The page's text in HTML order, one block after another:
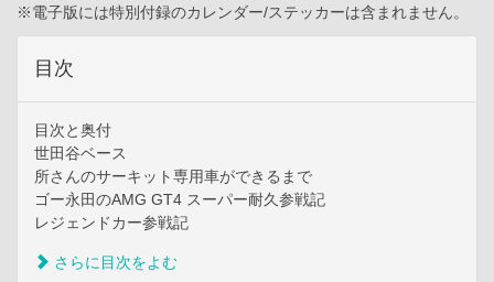
※電子版には特別付録のカレンダー/ステッカーは含まれません。
目次
目次と奥付
世田谷ベース
所さんのサーキット専用車ができるまで
ゴー永田のAMG GT4 スーパー耐久参戦記
レジェンドカー参戦記
さらに目次をよむ